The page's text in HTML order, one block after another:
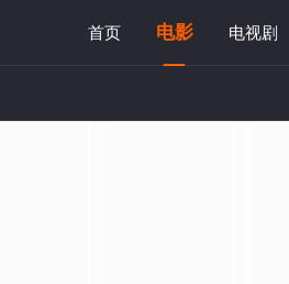
首页 电影 电视剧